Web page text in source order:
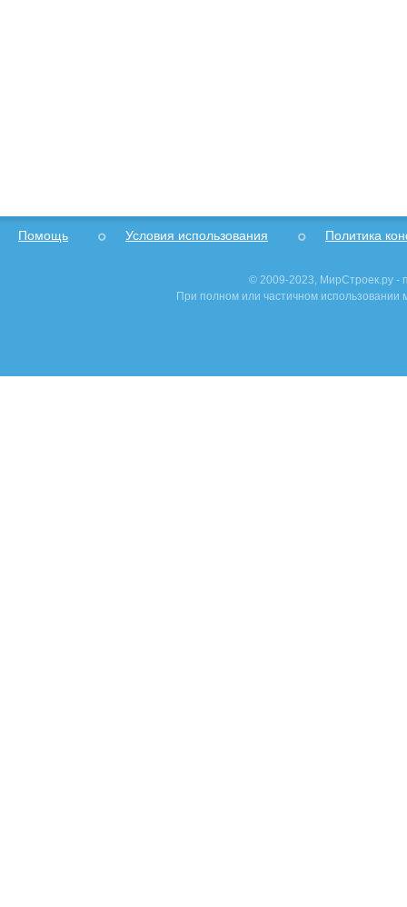
Помощь Условия использования Политика
© 2009-2023, МирСтроек.ру -
При полном или частичном использовании